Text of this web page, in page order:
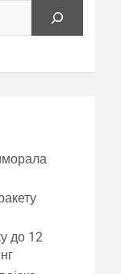
до 12